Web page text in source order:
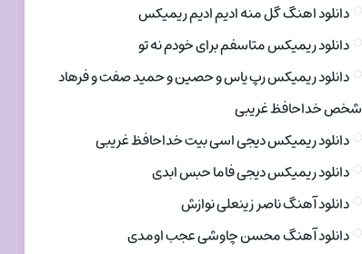
دانلود اهنگ گل منه ادیم ادیم ریمیکس
دانلود ریمیکس متاسفم برای خودم نه تو
دانلود ریمیکس رپ یاس و حصین و حمید صفت و فرهاد
شخص خداحافظ غریبی
دانلود ریمیکس دیجی اسی بیت خداحافظ غریبی
دانلود ریمیکس دیجی فاما حبس ابدی
دانلود آهنگ ناصر زینعلی نوازش
دانلود آهنگ محسن چاوشی عجب اومدی